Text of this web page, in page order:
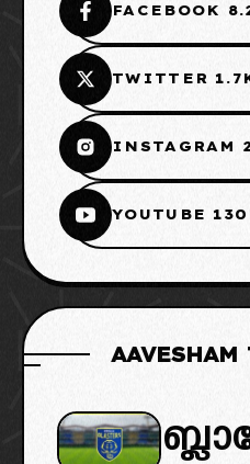
TWITTER
YOUTUBE